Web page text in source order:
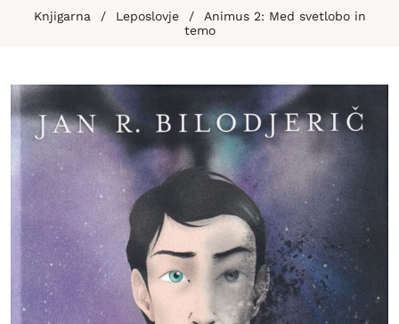
Knjigarna / Leposlovje /
Animus 2: Med svetlobo in
temo